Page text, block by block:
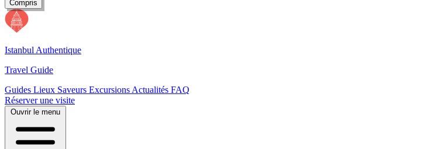
Compris
Istanbul Authentique
Travel Guide
Guides Lieux Saveurs Excursions Actualités FAQ
Réserver une visite
Ouvrir le menu